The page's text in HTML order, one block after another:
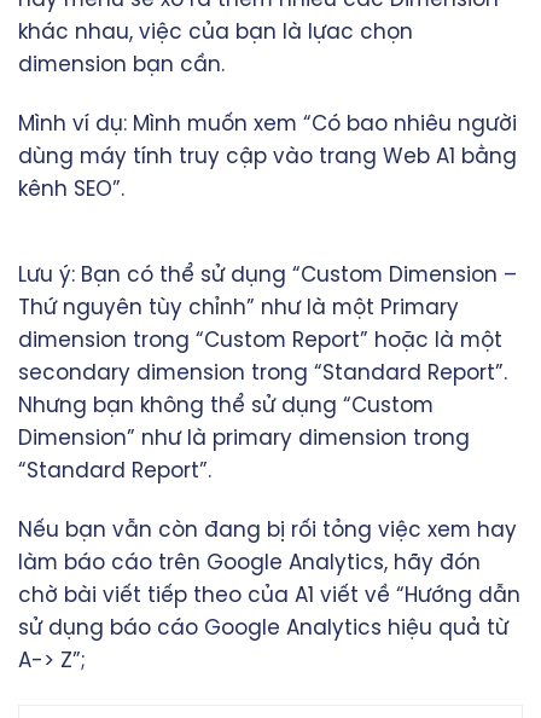
khác nhau, việc của bạn là lựac chọn
dimension bạn cần.
Mình ví dụ: Mình muốn xem “Có bao nhiêu người
dùng máy tính truy cập vào trang Web A1 bằng
kênh SEO”.
Lưu ý: Bạn có thể sử dụng “Custom Dimension –
Thứ nguyên tùy chỉnh” như là một Primary
dimension trong “Custom Report” hoặc là một
secondary dimension trong “Standard Report”.
Nhưng bạn không thể sử dụng “Custom
Dimension” như là primary dimension trong
“Standard Report”.
Nếu bạn vẫn còn đang bị rối tỏng việc xem hay
làm báo cáo trên Google Analytics, hãy đón
chờ bài viết tiếp theo của A1 viết về “Hướng dẫn
sử dụng báo cáo Google Analytics hiệu quả từ
A-> Z”;